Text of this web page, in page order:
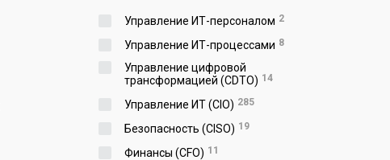
Управление ИТ-персоналом 2
Управление ИТ-процессами 8
Управление цифровой
трансформацией (CDTO) 14
Управление ИТ (CIO) 285
Безопасность (CISO) 19
Финансы (CFO) 11